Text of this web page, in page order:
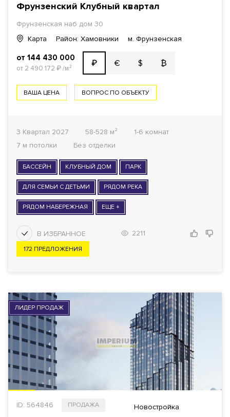
КОМНАТ ОТ 1
ОТДЕЛКА
Все варианты
Все варианты
ФОНД
Все варианты
ПОКАЗАТЬ3525
Фрунзенский Клубный квартал
Фрунзенская наб дом 30
Карта
Район: Хамовники м. Фрунзенская
от 144 430 000
от 2 490 172 ₽/м² ₽ € $ ₿
ВАША ЦЕНА ВОПРОС ПО ОБЪЕКТУ
3 Квартал 2027 58-528 м²
1-6 комнат
7 м потолки
Без отделки
БАССЕЙН КЛУБНЫЙ ДОМ ПАРК
ДЛЯ СЕМЬИ С ДЕТЬМИ РЯДОМ РЕКА
РЯДОМ НАБЕРЕЖНАЯ ЕЩЕ +
2211
172 ПРЕДЛОЖЕНИЯ
ЛИДЕР ПРОДАЖ
ID: 564846 ПРОДАЖА Новостройка